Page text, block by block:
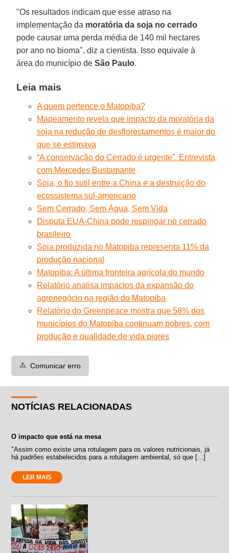
"Os resultados indicam que esse atraso na
implementação da moratória da soja no cerrado
pode causar uma perda média de 140 mil hectares
por ano no bioma", diz a cientista. Isso equivale à
área do município deSão Paulo.
Leia mais
A quem pertence o Matopiba?
Mapeamento revela que impacto da moratória da
soja na redução de desflorestamentos é maior do
que se estimava
“A conservação do Cerrado é urgente”. Entrevista
com Mercedes Bustamante
Soja, o fio sutil entre a China e a destruição do
ecossistema sul-americano
Sem Cerrado, Sem Água, Sem Vida
Disputa EUA-China pode respingar no cerrado
brasileiro
Soja produzida no Matopiba representa 11% da
produção nacional
Matopiba: A última fronteira agrícola do mundo
Relatório analisa impactos da expansão do
agronegócio na região do Matopiba
Relatório do Greenpeace mostra que 58% dos
municípios do Matopiba continuam pobres, com
produção e qualidade de vida piores
⚠️ Comunicar erro
NOTÍCIAS RELACIONADAS
O impacto que está na mesa
"Assim como existe uma rotulagem para os valores nutricionais, já
há padrões estabelecidos para a rotulagem ambiental, só que [...]
LER MAIS